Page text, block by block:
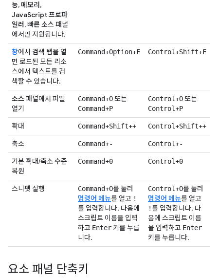
능, 메모리,
JavaScript 프로파
일러,빠른 소스 패널
에서만 지원됩니다.
창에서 검색 탭을 열
면 로드된 모든 리소
스에서 텍스트를 검
색할 수 있습니다.
Command+Option+F Control +Shift+F
소스 패널에서 파일
열기
Command+O 또는
Command+P
Control +O 또는
Control +P
확대 Command+Shift++ Control +Shift++
축소 Command+- Control +-
기본 확대/축소 수준
복원
Command+0 Control +0
스니펫 실행 Command+O를 눌러
명령어 메뉴를 열고 !
를 입력합니다. 다음에
스크립트 이름을 입력
하고 Enter 키를 누릅
니다.
Control +O를 눌러
명령어 메뉴를 열고
!를 입력합니다. 다
음에 스크립트 이름
을 입력하고 Enter
키를 누릅니다.
요소 패널 단축키